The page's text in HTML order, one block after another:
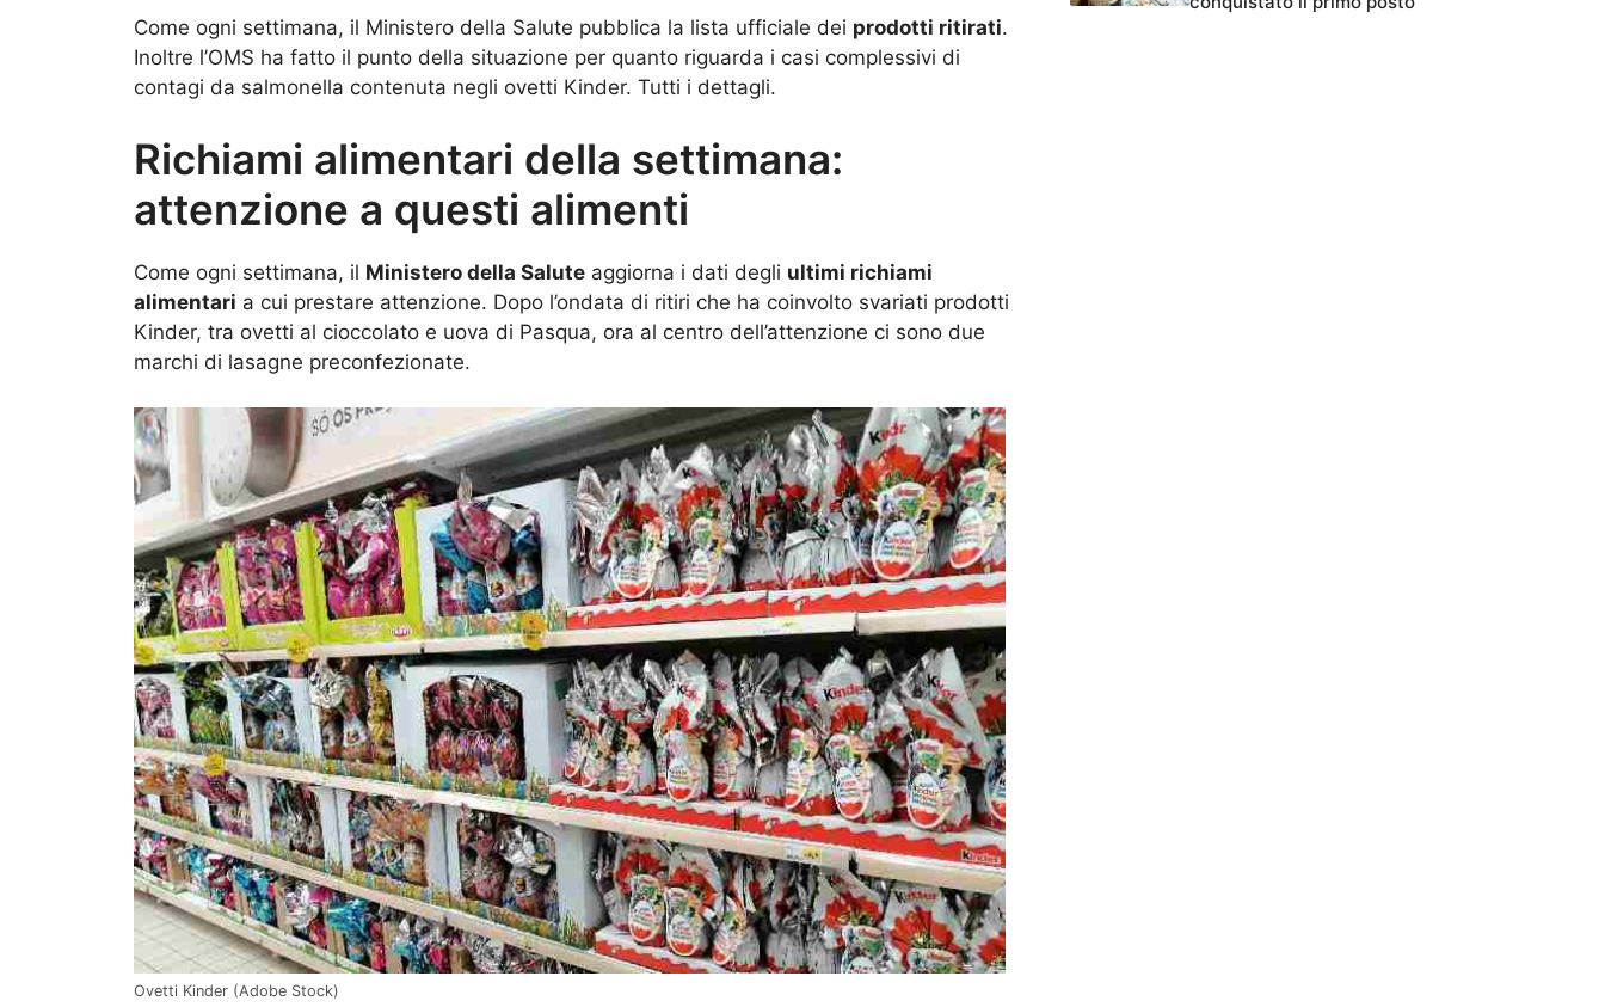
Come ogni settimana, il Ministero della Salute pubblica la lista ufficiale dei prodotti ritirati.
Inoltre l’OMS ha fatto il punto della situazione per quanto riguarda i casi complessivi di
contagi da salmonella contenuta negli ovetti Kinder. Tutti i dettagli.
Richiami alimentari della settimana:
attenzione a questi alimenti
Come ogni settimana, il Ministero della Salute aggiorna i dati degli ultimi richiami
alimentari a cui prestare attenzione. Dopo l’ondata di ritiri che ha coinvolto svariati prodotti
Kinder, tra ovetti al cioccolato e uova di Pasqua, ora al centro dell’attenzione ci sono due
marchi di lasagne preconfezionate.
Ovetti Kinder (Adobe Stock)